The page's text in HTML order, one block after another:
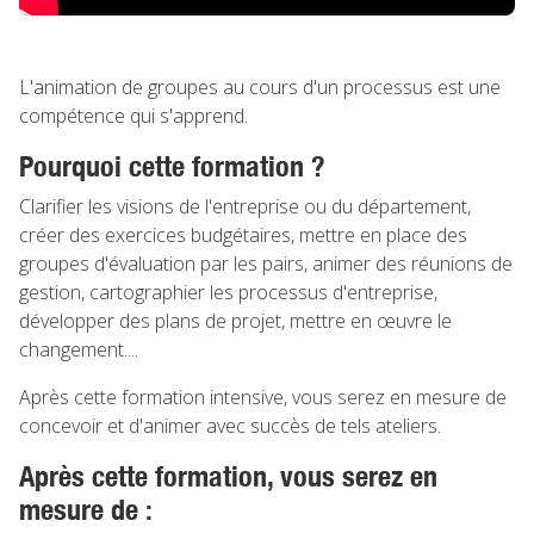
L'animation de groupes au cours d'un processus est une
compétence qui s'apprend.
Pourquoi cette formation ?
Clarifier les visions de l'entreprise ou du département,
créer des exercices budgétaires, mettre en place des
groupes d'évaluation par les pairs, animer des réunions de
gestion, cartographier les processus d'entreprise,
développer des plans de projet, mettre en œuvre le
changement....
Après cette formation intensive, vous serez en mesure de
concevoir et d'animer avec succès de tels ateliers.
Après cette formation, vous serez en
mesure de :